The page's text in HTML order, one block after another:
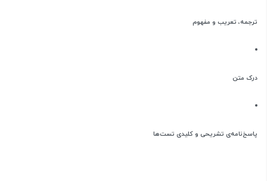
ترجمه، تعریب و مفهوم
درک متن
پاسخ‌نامه‌ی تشریحی و کلیدی تست‌ها